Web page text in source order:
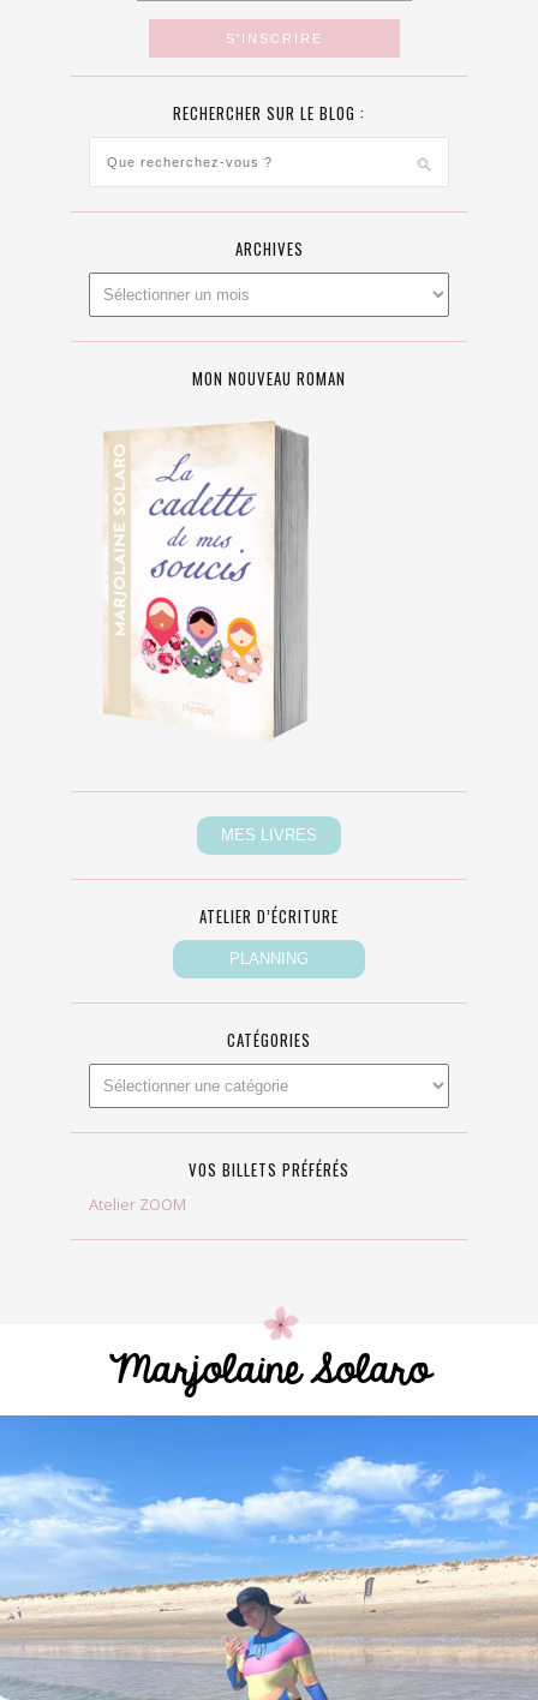
RECHERCHER SUR LE BLOG :
ARCHIVES
MON NOUVEAU ROMAN
ATELIER D’ÉCRITURE
CATÉGORIES
VOS BILLETS PRÉFÉRÉS
Atelier ZOOM
Marjolaine Solaro